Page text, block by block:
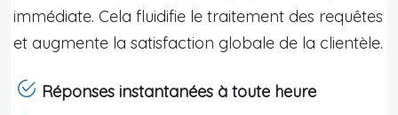
immédiate. Cela fluidifie le traitement des requêtes
et augmente la satisfaction globale de la clientèle.
Réponses instantanées à toute heure